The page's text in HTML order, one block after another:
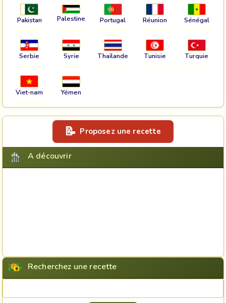
Pakistan Palestine Portugal Réunion Sénégal
Serbie Syrie Thaïlande Tunisie Turquie
Viet-nam Yémen
Proposez une recette
A découvrir
Recherchez une recette